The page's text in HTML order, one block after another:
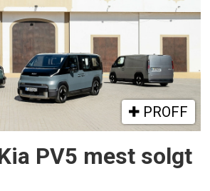
PROFF
PV5 mest solgt